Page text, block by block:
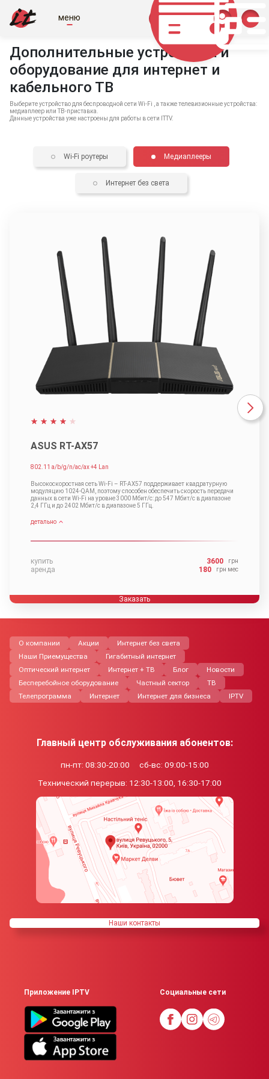
меню
Дополнительные устройства и
оборудование для интернет и
кабельного ТВ
Выберите устройство для беспроводной сети Wi-Fi , а также телевизионные устройства:
медиаплеер или ТВ-приставка.
Данные устройства уже настроены для работы в сети ITTV.
Wi-Fi роутеры Медиаплееры
Интернет без света
ASUS RT-AX57
802.11 a/b/g/n/ac/ax +4 Lan
Высокоскоростная сеть Wi-Fi – RT-AX57 поддерживает квадратурную
модуляцию 1024-QAM, поэтому способен обеспечить скорость передачи
данных в сети Wi-Fi на уровне 3000 Мбит/с: до 547 Мбит/с в диапазоне
2,4 ГГц и до 2402 Мбит/с в диапазоне 5 ГГц.
детально
купить 3600 грн
аренда 180 грн меc
Заказать
О компании Акции
Интернет без света
Наши Приемущества
Гигабитный интернет
Оптический интернет
Интернет + ТВ Блог
Новости
Бесперебойное оборудование
Частный сектор
ТВ
Телепрограмма
Интернет Интернет для бизнеса IPTV
Главный центр обслуживания абонентов:
пн-пт: 08:30-20:00
сб-вс: 09:00-15:00
Технический перерыв: 12:30-13:00, 16:30-17:00
Наши контакты
Приложение IPTV Социальные сети